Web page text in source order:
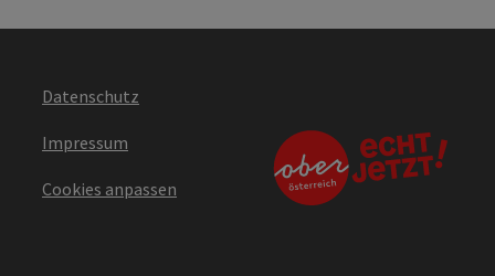
Datenschutz
Impressum
Cookies anpassen